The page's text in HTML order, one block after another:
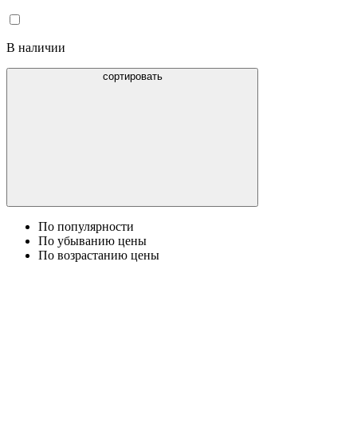
В наличии
сортировать
По популярности
По убыванию цены
По возрастанию цены